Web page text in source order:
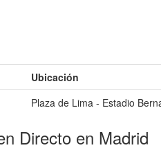
Ubicación
Plaza de Lima - Estadio
Directo en Madrid